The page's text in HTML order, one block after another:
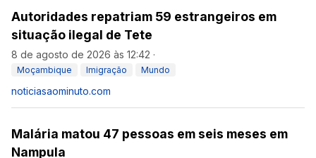
Autoridades repatriam 59 estrangeiros em
situação ilegal de Tete
8 de agosto de 2026 às 12:42 ·
Moçambique Imigração Mundo
noticiasaominuto.com
Malária matou 47 pessoas em seis meses em
Nampula